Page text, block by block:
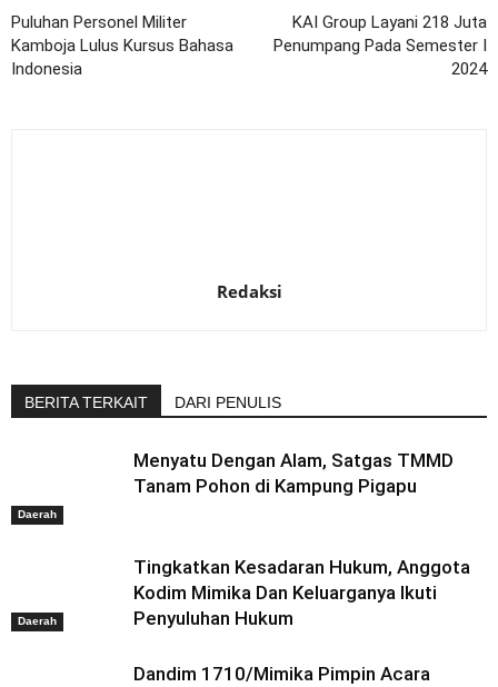
Puluhan Personel Militer
Kamboja Lulus Kursus Bahasa
Indonesia
KAI Group Layani 218 Juta
Penumpang Pada Semester I
2024
Redaksi
BERITA TERKAIT DARI PENULIS
Daerah
Menyatu Dengan Alam, Satgas TMMD
Tanam Pohon di Kampung Pigapu
Daerah
Tingkatkan Kesadaran Hukum, Anggota
Kodim Mimika Dan Keluarganya Ikuti
Penyuluhan Hukum
Dandim 1710/Mimika Pimpin Acara